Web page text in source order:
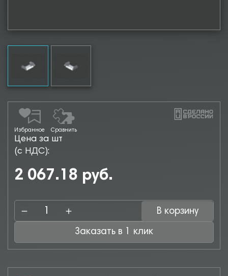
Избранное Сравнить
Цена за шт
(с НДС):
2 067.18 руб.
В корзину
Заказать в 1 клик